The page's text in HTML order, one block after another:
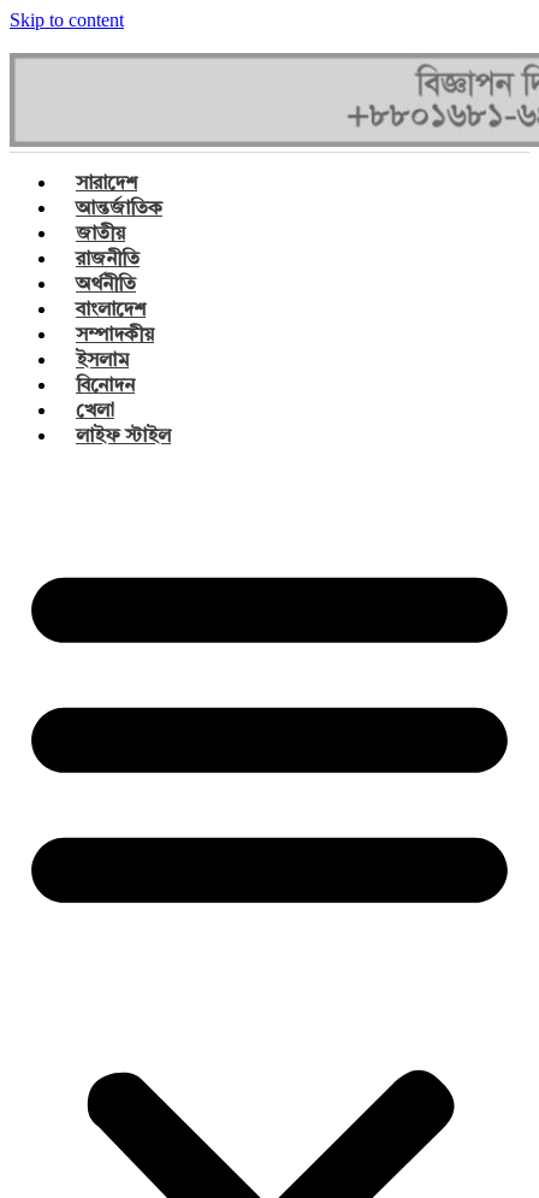
Skip to content
সারাদেশ
আন্তর্জাতিক
জাতীয়
রাজনীতি
অর্থনীতি
বাংলাদেশ
সম্পাদকীয়
ইসলাম
বিনোদন
খেলা
লাইফ স্টাইল